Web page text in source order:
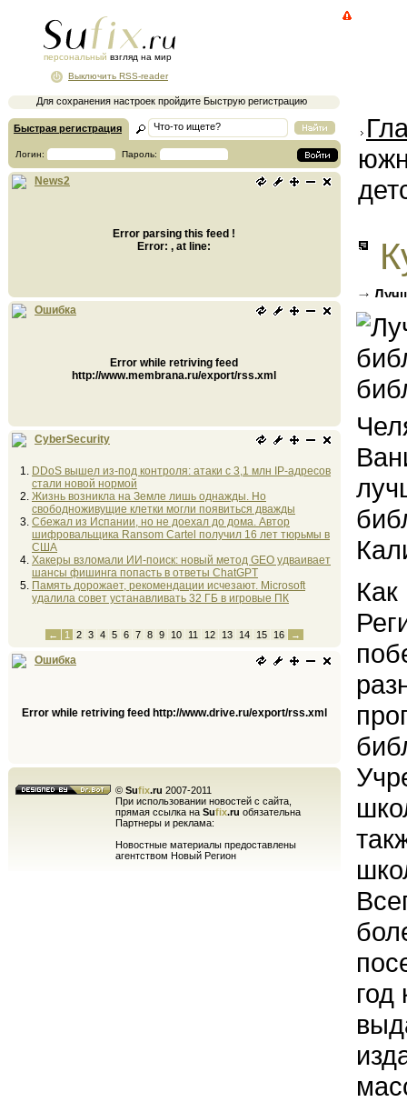
персональный взгляд на мир
Для сохранения настроек пройдите Быструю регистрацию
Выключить RSS-reader
Быстрая регистрация
Логин: Пароль:
News2
Error parsing this feed !
Error: , at line:
Ошибка
Error while retriving feed
http://www.membrana.ru/export/rss.xml
CyberSecurity
DDoS вышел из-под контроля: атаки с 3,1 млн IP-адресов
стали новой нормой
Жизнь возникла на Земле лишь однажды. Но
свободноживущие клетки могли появиться дважды
Сбежал из Испании, но не доехал до дома. Автор
шифровальщика Ransom Cartel получил 16 лет тюрьмы в
США
Хакеры взломали ИИ-поиск: новый метод GEO удваивает
шансы фишинга попасть в ответы ChatGPT
Память дорожает, рекомендации исчезают. Microsoft
удалила совет устанавливать 32 ГБ в игровые ПК
← 1 2 3 4 5 6 7 8 9 10 11 12 13 14 15 16 →
Ошибка
Error while retriving feed http://www.drive.ru/export/rss.xml
© Sufix.ru 2007-2011
При использовании новостей с сайта,
прямая ссылка на Sufix.ru обязательна
Партнеры и реклама:
Новостные материалы предоставлены
агентством Новый Регион
Как